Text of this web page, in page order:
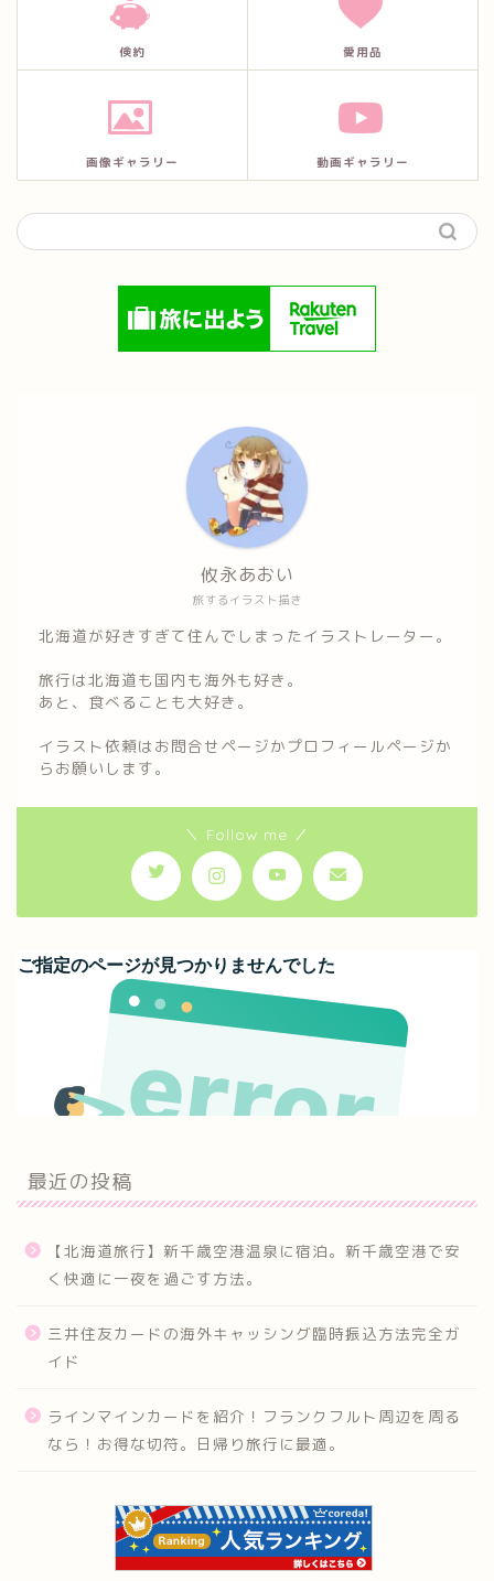
倹約 愛用品
画像ギャラリー 動画ギャラリー
旅するイラスト描き
攸永あおい
北海道が好きすぎて住んでしまったイラストレーター。
旅行は北海道も国内も海外も好き。
あと、食べることも大好き。
イラスト依頼はお問合せページかプロフィールページか
らお願いします。
＼ Follow me ／
最近の投稿
【北海道旅行】新千歳空港温泉に宿泊。新千歳空港で安
く快適に一夜を過ごす方法。
三井住友カードの海外キャッシング臨時振込方法完全ガ
イド
ラインマインカードを紹介！フランクフルト周辺を周る
なら！お得な切符。日帰り旅行に最適。